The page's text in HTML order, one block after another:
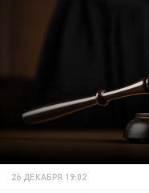
26 ДЕКАБРЯ 19:02